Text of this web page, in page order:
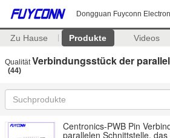
Dongguan Fuyconn
Zu Hause Produkte Videos
QualitätVerbindungsstück der
(44)
Centronics-PWB Pin
parallelen Schnittstelle,